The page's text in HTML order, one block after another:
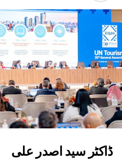
ڈاکٹر سید اصدر علی